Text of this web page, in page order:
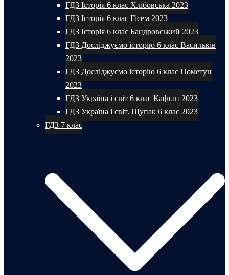
ГДЗ Історія 6 клас Хлібовська 2023
ГДЗ Історія 6 клас Гісем 2023
ГДЗ Історія 6 клас Бандровський 2023
ГДЗ Досліджуємо історію 6 клас Васильків
2023
ГДЗ Досліджуємо історію 6 клас Пометун
2023
ГДЗ Україна і світ 6 клас Кафтан 2023
ГДЗ Україна і світ. Щупак 6 клас 2023
ГДЗ 7 клас